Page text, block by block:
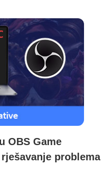
OBS Game
problema